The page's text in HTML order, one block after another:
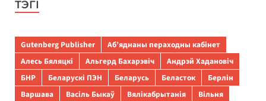
ТЭГІ
Gutenberg Publisher
Аб’яднаны пераходны кабінет
Алесь Бяляцкі
Альгерд Бахарэвіч
Андрэй Хадановіч
БНР
Беларускі ПЭН Беларусь Беласток
Берлін
Варшава
Васіль Быкаў Вялікабрытанія
Вільня